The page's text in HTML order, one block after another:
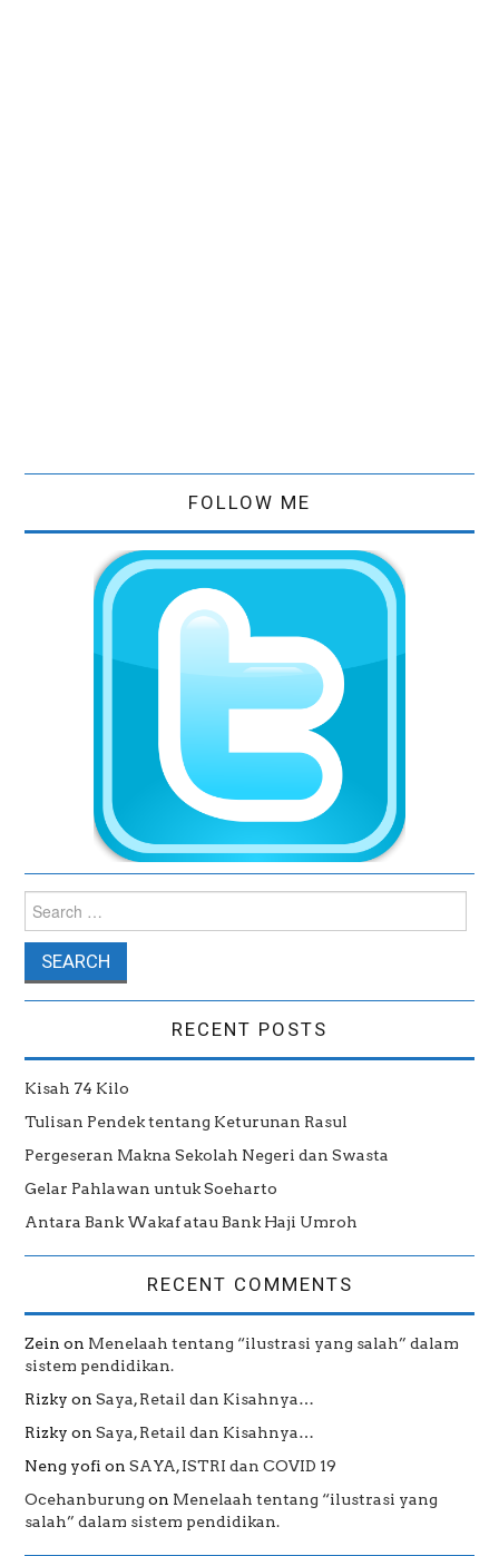
FOLLOW ME
Search for:
RECENT POSTS
Kisah 74 Kilo
Tulisan Pendek tentang Keturunan Rasul
Pergeseran Makna Sekolah Negeri dan Swasta
Gelar Pahlawan untuk Soeharto
Antara Bank Wakaf atau Bank Haji Umroh
RECENT COMMENTS
Zein on Menelaah tentang “ilustrasi yang salah” dalam
sistem pendidikan.
Rizky onSaya, Retail dan Kisahnya…
Rizky onSaya, Retail dan Kisahnya…
Neng yofi onSAYA, ISTRI dan COVID 19
Ocehanburung on Menelaah tentang “ilustrasi yang
salah” dalam sistem pendidikan.